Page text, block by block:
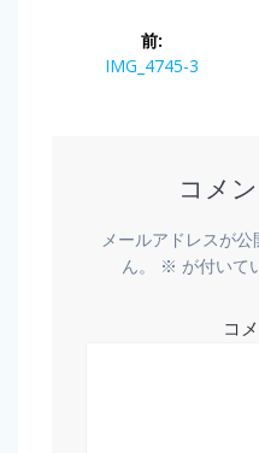
前:
IMG_4745-3
コメ
メールアドレスが
ん。
※ が付いて
コ